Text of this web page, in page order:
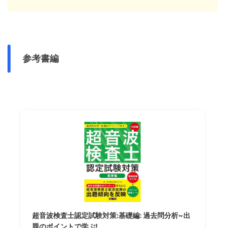
参考書編
超音波検査士認定試験対策:基礎編: 過去問分析~出